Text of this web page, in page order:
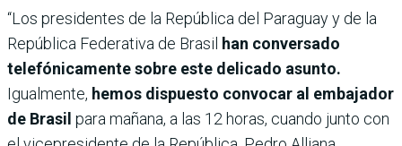
“Los presidentes de la República del Paraguay y de la
República Federativa de Brasil han conversado
telefónicamente sobre este delicado asunto.
Igualmente, hemos dispuesto convocar al embajador
de Brasil para mañana, a las 12 horas, cuando junto con